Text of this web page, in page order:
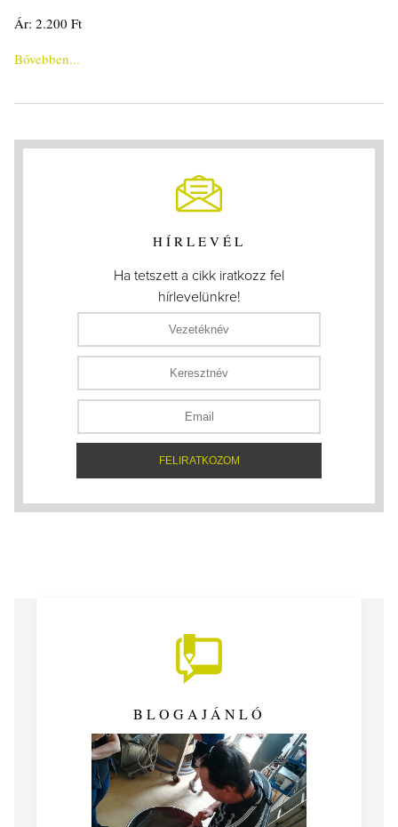
Ár: 2.200 Ft
Bővebben...
HÍRLEVÉL
Ha tetszett a cikk iratkozz fel
hírlevelünkre!
BLOGAJÁNLÓ